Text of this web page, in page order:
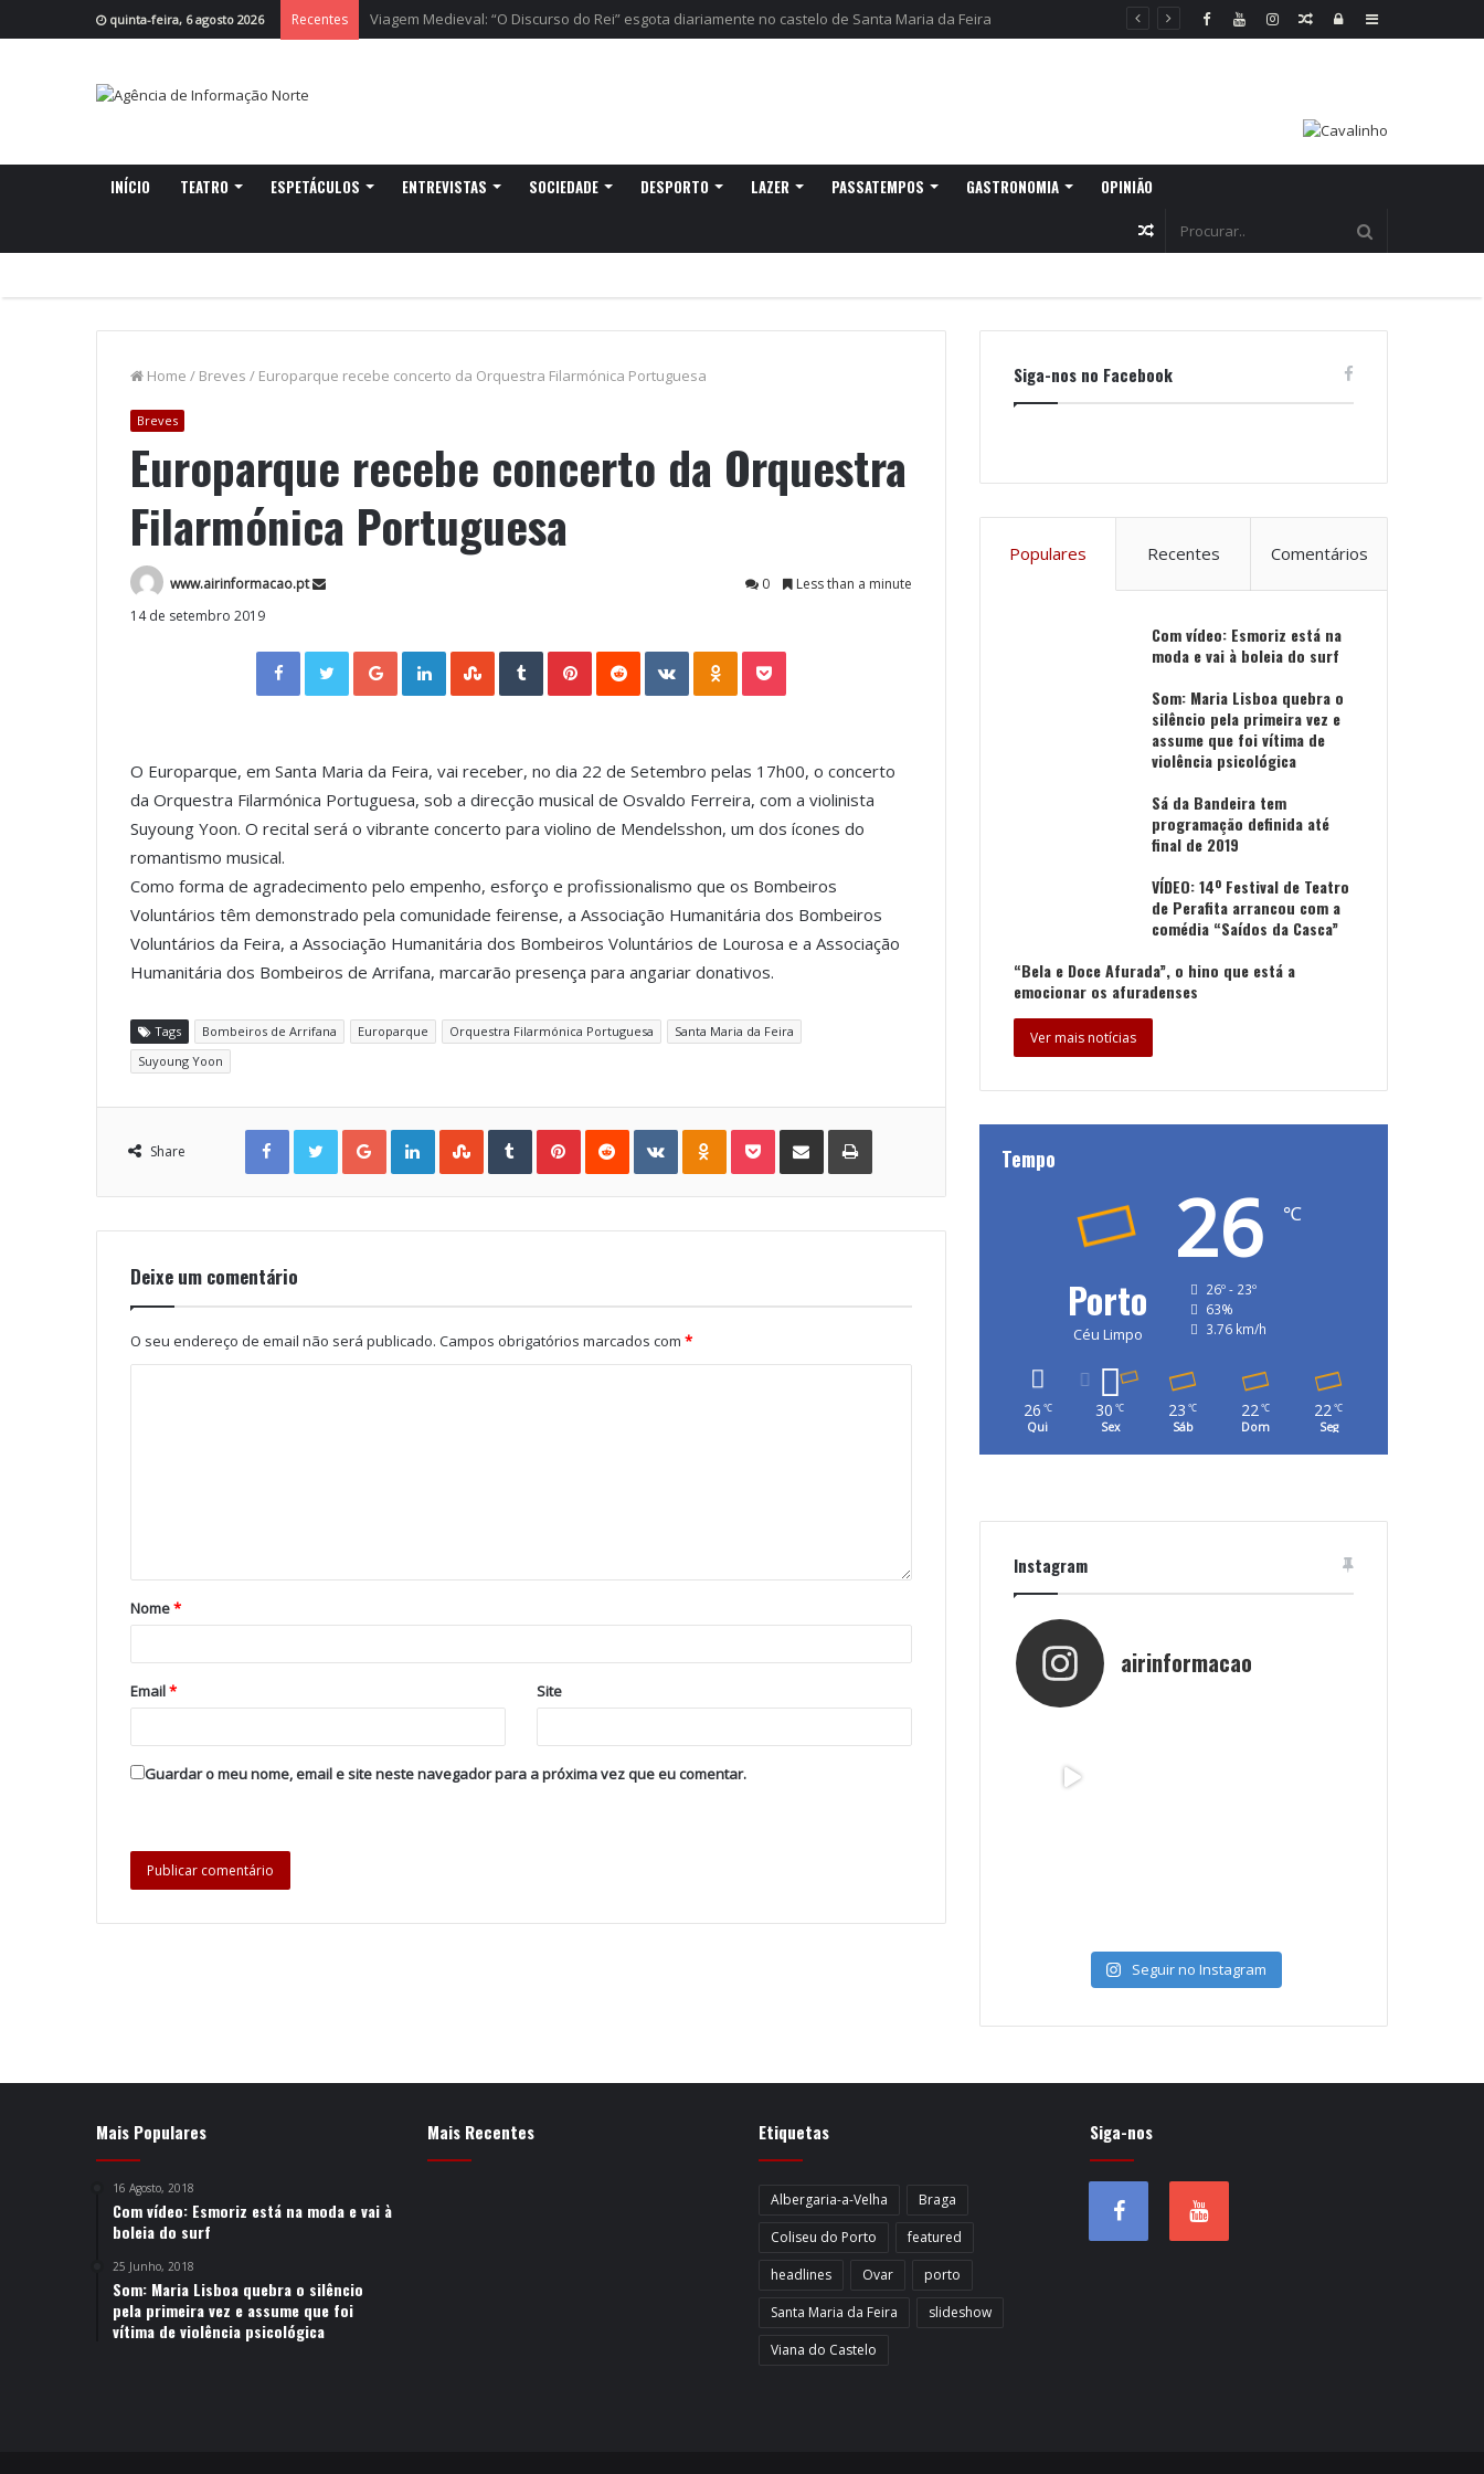
quinta-feira, 6 agosto 2026 Recentes Cruzeiro da Ria regressa a Ovar com experiências náuticas e observação de aves Sidebar
Log
Random
INÍCIO TEATRO ESPETÁCULOS ENTREVISTAS SOCIEDADE DESPORTO LAZER PASSATEMPOS GASTRONOMIA OPINIÃO
Random
Home / Breves / Europarque recebe concerto da Orquestra Filarmónica Portuguesa
Breves
Europarque recebe concerto da Orquestra
Filarmónica Portuguesa
www.airinformacao.pt 0
Less than a minute
14 de setembro 2019
Facebook Twitter Google+ LinkedIn StumbleUpon Tumblr VKontakte
O Europarque, em Santa Maria da Feira, vai receber, no dia 22 de Setembro pelas 17h00, o concerto
da Orquestra Filarmónica Portuguesa, sob a direcção musical de Osvaldo Ferreira, com a violinista
Suyoung Yoon. O recital será o vibrante concerto para violino de Mendelsshon, um dos ícones do
romantismo musical.
Como forma de agradecimento pelo empenho, esforço e profissionalismo que os Bombeiros
Voluntários têm demonstrado pela comunidade feirense, a Associação Humanitária dos Bombeiros
Voluntários da Feira, a Associação Humanitária dos Bombeiros Voluntários de Lourosa e a Associação
Humanitária dos Bombeiros de Arrifana, marcarão presença para angariar donativos.
Tags Bombeiros de Arrifana Europarque Orquestra Filarmónica Portuguesa
Santa Maria da Feira
Suyoung Yoon
Share
Facebook Twitter Google+ LinkedIn StumbleUpon Tumblr Pinterest Reddit VKontakte Odnoklassniki Pocket Share via Email Print
Deixe um comentário
O seu endereço de email não será publicado. Campos obrigatórios marcados com *
Nome*
Email* Site
Guardar o meu nome, email e site neste navegador para a próxima vez que eu comentar.
Siga-nos no Facebook
Populares Recentes Comentários
Com vídeo: Esmoriz está na
moda e vai à boleia do surf
Som: Maria Lisboa quebra o
silêncio pela primeira vez e
assume que foi vítima de
violência psicológica
Sá da Bandeira tem
programação definida até
final de 2019
VÍDEO: 14º Festival de Teatro
de Perafita arrancou com a
comédia “Saídos da Casca”
“Bela e Doce Afurada”, o hino que está a
emocionar os afuradenses
Ver mais notícias
Tempo
Porto
Céu Limpo
26 ℃
26º - 23º
63%
3.76 km/h
26 ℃
Qui
30 ℃
Sex
23 ℃
Sáb
22℃
Dom
22℃
Seg
Instagram
airinformacao
Seguir no Instagram
Mais Populares
16 Agosto, 2018
Com vídeo: Esmoriz está na moda e vai à
boleia do surf
25 Junho, 2018
Som: Maria Lisboa quebra o silêncio
pela primeira vez e assume que foi
vítima de violência psicológica
Mais Recentes Etiquetas
Albergaria-a-Velha
Braga
Coliseu do Porto
featured
headlines
Ovar
porto
Santa Maria da Feira
slideshow
Viana do Castelo
Siga-nos